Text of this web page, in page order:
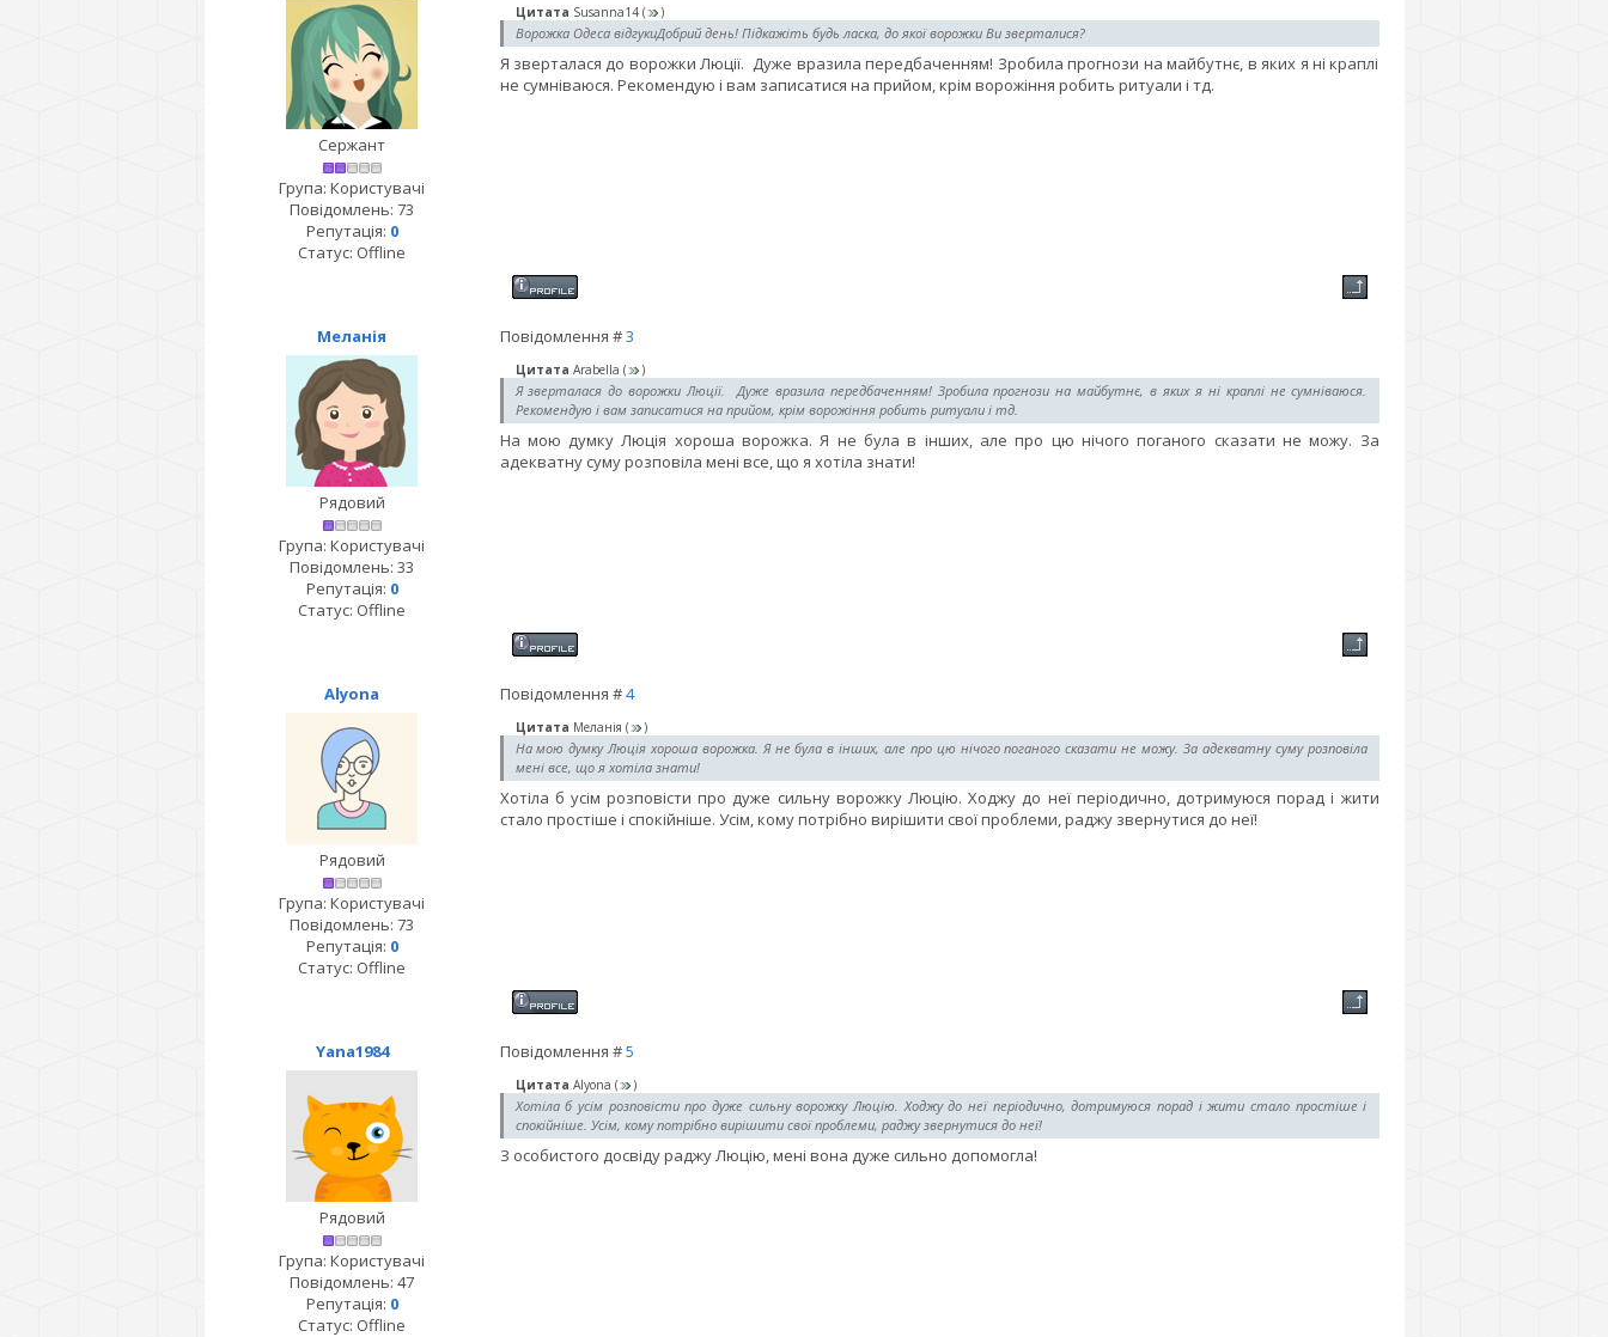
Сержант
Група: Користувачі
Повідомлень: 73
Репутація: 0
Статус: Offline
Цитата Susanna14( )
Ворожка Одеса відгукиДобрий день! Підкажіть будь ласка, до якої ворожки Ви зверталися?
Я зверталася до ворожки Люції. Дуже вразила передбаченням! Зробила прогнози на майбутнє, в яких я ні краплі
не сумніваюся. Рекомендую і вам записатися на прийом, крім ворожіння робить ритуали і тд.
Меланія Повідомлення #3
Рядовий
Група: Користувачі
Повідомлень: 33
Репутація: 0
Статус: Offline
Цитата Arabella ( )
Я зверталася до ворожки Люції. Дуже вразила передбаченням! Зробила прогнози на майбутнє, в яких я ні краплі не сумніваюся.
Рекомендую і вам записатися на прийом, крім ворожіння робить ритуали і тд.
На мою думку Люція хороша ворожка. Я не була в інших, але про цю нічого поганого сказати не можу. За
адекватну суму розповіла мені все, що я хотіла знати!
Alyona Повідомлення #4
Рядовий
Група: Користувачі
Повідомлень: 73
Репутація: 0
Статус: Offline
Цитата Меланія ( )
На мою думку Люція хороша ворожка. Я не була в інших, але про цю нічого поганого сказати не можу. За адекватну суму розповіла
мені все, що я хотіла знати!
Хотіла б усім розповісти про дуже сильну ворожку Люцію. Ходжу до неї періодично, дотримуюся порад і жити
стало простіше і спокійніше. Усім, кому потрібно вирішити свої проблеми, раджу звернутися до неї!
Yana1984 Повідомлення #5
Рядовий
Група: Користувачі
Повідомлень: 47
Репутація: 0
Статус: Offline
Цитата Alyona ( )
Хотіла б усім розповісти про дуже сильну ворожку Люцію. Ходжу до неї періодично, дотримуюся порад і жити стало простіше і
спокійніше. Усім, кому потрібно вирішити свої проблеми, раджу звернутися до неї!
З особистого досвіду раджу Люцію, мені вона дуже сильно допомогла!